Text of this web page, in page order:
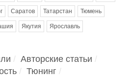
Саратов Татарстан Тюмень
Якутия Ярославль
Авторские статьи
Тюнинг